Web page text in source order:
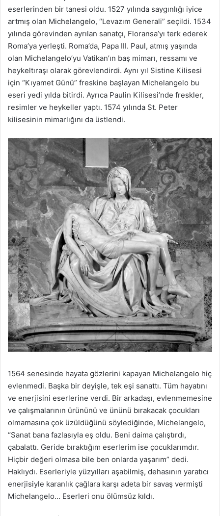
eserlerinden bir tanesi oldu. 1527 yılında saygınlığı iyice
artmış olan Michelangelo, “Levazım Generali” seçildi. 1534
yılında görevinden ayrılan sanatçı, Floransa’yı terk ederek
Roma’ya yerleşti. Roma’da, Papa III. Paul, atmış yaşında
olan Michelangelo’yu Vatikan’ın baş mimarı, ressamı ve
heykeltıraşı olarak görevlendirdi. Aynı yıl Sistine Kilisesi
için “Kıyamet Günü” freskine başlayan Michelangelo bu
eseri yedi yılda bitirdi. Ayrıca Paulin Kilisesi’nde freskler,
resimler ve heykeller yaptı. 1574 yılında St. Peter
kilisesinin mimarlığını da üstlendi.
1564 senesinde hayata gözlerini kapayan Michelangelo hiç
evlenmedi. Başka bir deyişle, tek eşi sanattı. Tüm hayatını
ve enerjisini eserlerine verdi. Bir arkadaşı, evlenmemesine
ve çalışmalarının ürününü ve ününü bırakacak çocukları
olmamasına çok üzüldüğünü söylediğinde, Michelangelo,
“Sanat bana fazlasıyla eş oldu. Beni daima çalıştırdı,
çabalattı. Geride bıraktığım eserlerim ise çocuklarımdır.
Hiçbir değeri olmasa bile ben onlarda yaşarım” dedi.
Haklıydı. Eserleriyle yüzyılları aşabilmiş, dehasının yaratıcı
enerjisiyle karanlık çağlara karşı adeta bir savaş vermişti
Michelangelo… Eserleri onu ölümsüz kıldı.